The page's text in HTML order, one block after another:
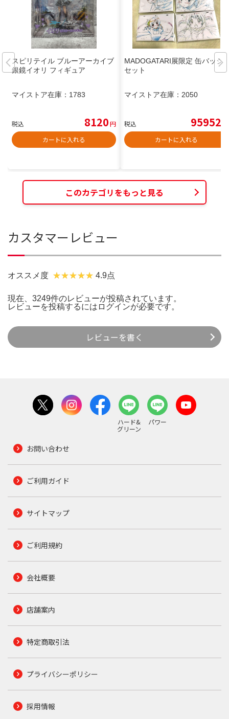
スピリテイル ブルーアーカイブ
銀鏡イオリ フィギュア
マイストア在庫： 1783
税込 8120円
カートに入れる
MADOGATARI展限定 缶バッジ
セット
マイストア在庫： 2050
税込 95952
カートに入れる
このカテゴリをもっと見る
カスタマーレビュー
オススメ度 4.9点
現在、3249件のレビューが投稿されています。
レビューを投稿するには ログインが必要です。
レビューを書く
ハード&
グリーン
パワー
お問い合わせ
ご利用ガイド
サイトマップ
ご利用規約
会社概要
店舗案内
特定商取引法
プライバシーポリシー
採用情報